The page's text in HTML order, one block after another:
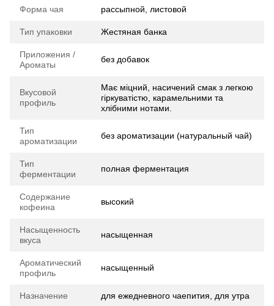
Форма чая рассыпной, листовой
Тип упаковки Жестяная банка
Приложения /
Ароматы
без добавок
Вкусовой
профиль
Має міцний, насичений смак з легкою
гіркуватістю, карамельними та
хлібними нотами.
Тип
ароматизации
без ароматизации (натуральный чай)
Тип
ферментации
полная ферментация
Содержание
кофеина
высокий
Насыщенность
вкуса
насыщенная
Ароматический
профиль
насыщенный
Назначение для ежедневного чаепития, для утра